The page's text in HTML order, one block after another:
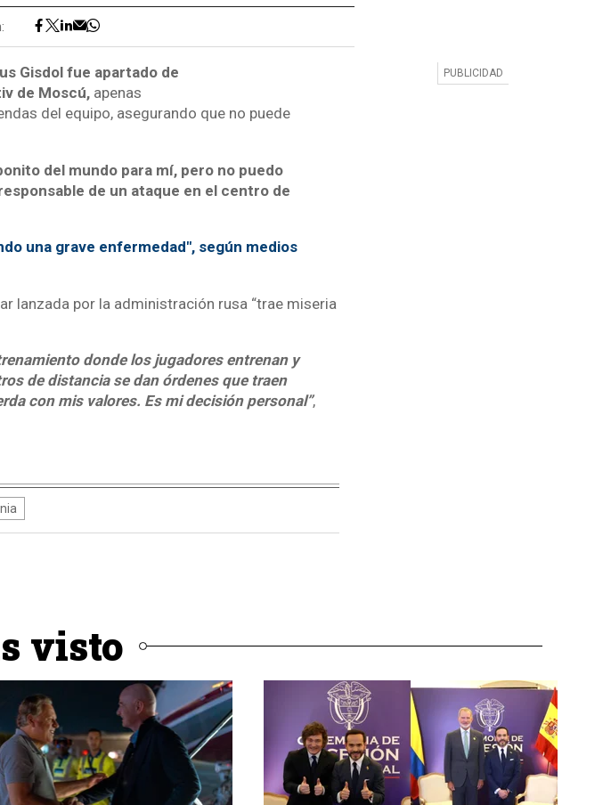
Gisdol fue apartado de
de Moscú,apenas
del equipo, asegurando que no puede
del mundo para mí, pero no puedo
de un ataque en el centro de
una grave enfermedad", según medios
lanzada por la administración rusa “trae miseria
donde los jugadores entrenan y
de distancia se dan órdenes que traen
con mis valores. Es mi decisión personal”,
visto